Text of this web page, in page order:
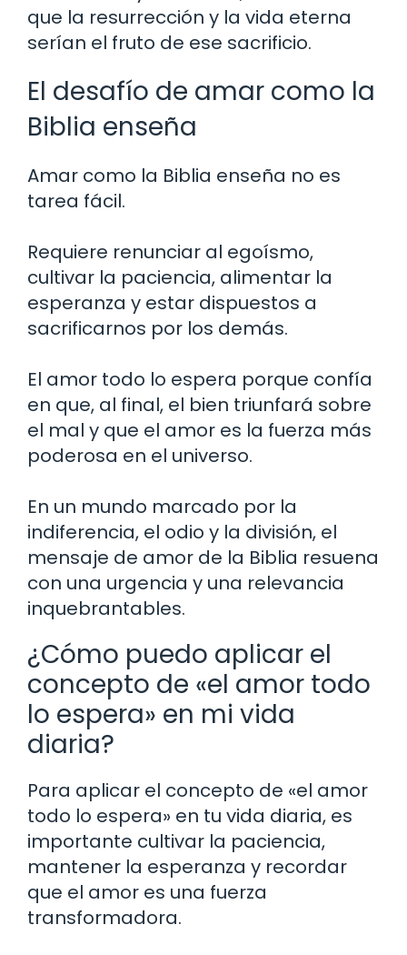
que la resurrección y la vida eterna
serían el fruto de ese sacrificio.
El desafío de amar como la
Biblia enseña
Amar como la Biblia enseña no es
tarea fácil.
Requiere renunciar al egoísmo,
cultivar la paciencia, alimentar la
esperanza y estar dispuestos a
sacrificarnos por los demás.
El amor todo lo espera porque confía
en que, al final, el bien triunfará sobre
el mal y que el amor es la fuerza más
poderosa en el universo.
En un mundo marcado por la
indiferencia, el odio y la división, el
mensaje de amor de la Biblia resuena
con una urgencia y una relevancia
inquebrantables.
¿Cómo puedo aplicar el
concepto de «el amor todo
lo espera» en mi vida
diaria?
Para aplicar el concepto de «el amor
todo lo espera» en tu vida diaria, es
importante cultivar la paciencia,
mantener la esperanza y recordar
que el amor es una fuerza
transformadora.